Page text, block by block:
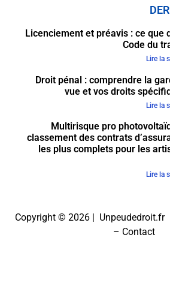
Licenciement et préavis : ce que
Code du
Lire la
Droit pénal : comprendre la
vue et vos droits
Lire la
Multirisque pro
classement des contrats
les plus complets pour les
Lire la
Copyright © 2026 | Unpeudedroit.fr
– Contact